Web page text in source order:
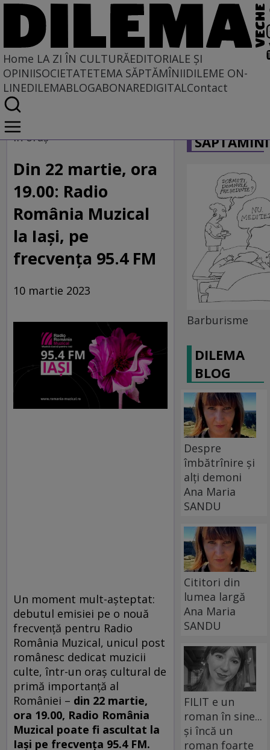
Home LA ZI ÎN CULTURĂEDITORIALE ȘI
OPINIISOCIETATETEMA SĂPTĂMÎNIIDILEME ON-
LINEDILEMABLOGABONAREDIGITALContact
Home
La zi în cultură
În oraș
Din 22 martie, ora
19.00: Radio
România Muzical
la Iași, pe
frecvența 95.4 FM
10 martie 2023
Un moment mult-așteptat:
debutul emisiei pe o nouă
frecvență pentru Radio
România Muzical, unicul post
românesc dedicat muzicii
culte, într-un oraș cultural de
primă importanță al
României – din 22 martie,
ora 19.00, Radio România
Muzical poate fi ascultat la
Iași pe frecvența 95.4 FM.
Barburisme
DILEMA
BLOG
Despre
îmbătrînire și
alți demoni
Ana Maria
SANDU
Cititori din
lumea largă
Ana Maria
SANDU
FILIT e un
roman în sine...
și încă un
roman foarte